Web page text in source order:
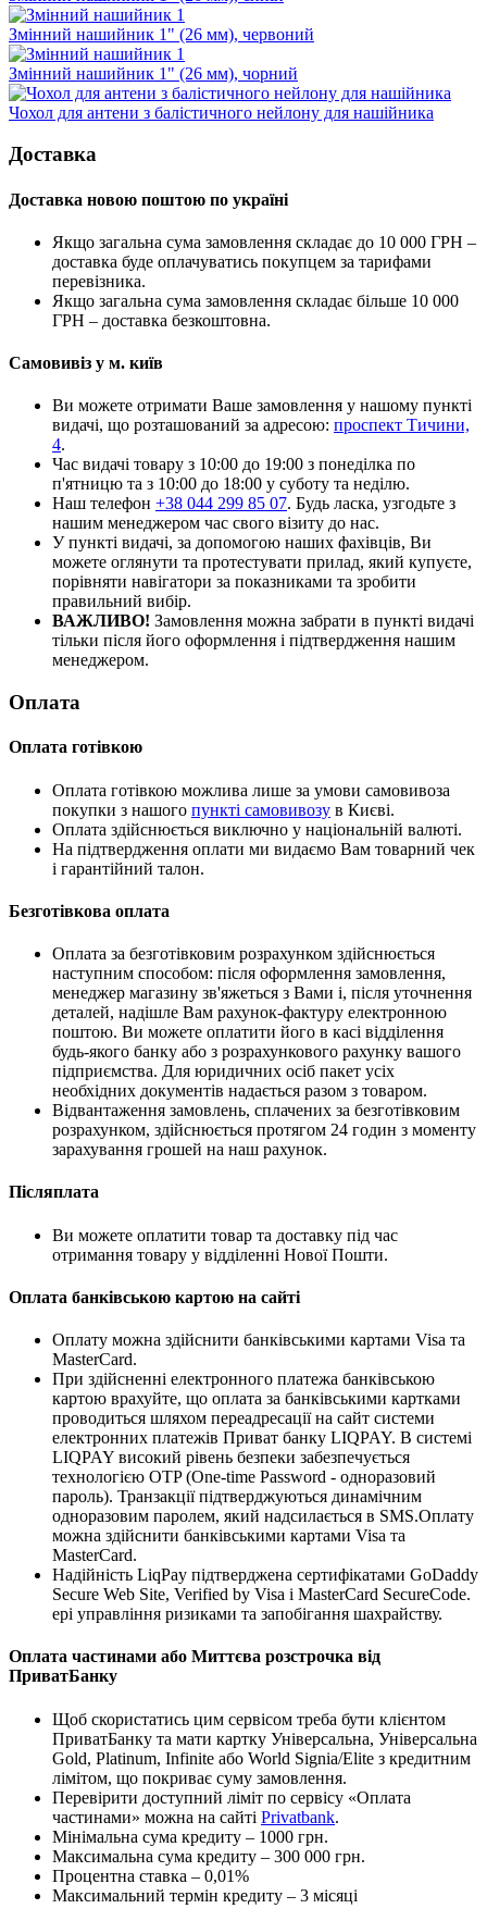
Змінний нашийник 1" (26 мм), червоний
Змінний нашийник 1" (26 мм), чорний
Чохол для антени з балістичного нейлону для нашійника
Доставка
Доставка новою поштою по україні
Якщо загальна сума замовлення складає до 10 000 ГРН –
доставка буде оплачуватись покупцем за тарифами
перевізника.
Якщо загальна сума замовлення складає більше 10 000
ГРН – доставка безкоштовна.
Самовивіз у м. київ
Ви можете отримати Ваше замовлення у нашому пункті
видачі, що розташований за адресою: проспект Тичини,
4.
Час видачі товару з 10:00 до 19:00 з понеділка по
п'ятницю та з 10:00 до 18:00 у суботу та неділю.
Наш телефон +38 044 299 85 07. Будь ласка, узгодьте з
нашим менеджером час свого візиту до нас.
У пункті видачі, за допомогою наших фахівців, Ви
можете оглянути та протестувати прилад, який купуєте,
порівняти навігатори за показниками та зробити
правильний вибір.
ВАЖЛИВО! Замовлення можна забрати в пункті видачі
тільки після його оформлення і підтвердження нашим
менеджером.
Оплата
Оплата готівкою
Оплата готівкою можлива лише за умови самовивоза
покупки з нашого пункті самовивозу в Києві.
Оплата здійснюється виключно у національній валюті.
На підтвердження оплати ми видаємо Вам товарний чек
і гарантійний талон.
Безготівкова оплата
Оплата за безготівковим розрахунком здійснюється
наступним способом: після оформлення замовлення,
менеджер магазину зв'яжеться з Вами і, після уточнення
деталей, надішле Вам рахунок-фактуру електронною
поштою. Ви можете оплатити його в касі відділення
будь-якого банку або з розрахункового рахунку вашого
підприємства. Для юридичних осіб пакет усіх
необхідних документів надається разом з товаром.
Відвантаження замовлень, сплачених за безготівковим
розрахунком, здійснюється протягом 24 годин з моменту
зарахування грошей на наш рахунок.
Післяплата
Ви можете оплатити товар та доставку під час
отримання товару у відділенні Нової Пошти.
Оплата банківською картою на сайті
Оплату можна здійснити банківськими картами Visa та
MasterCard.
При здійсненні електронного платежа банківською
картою врахуйте, що оплата за банківськими картками
проводиться шляхом переадресації на сайт системи
електронних платежів Приват банку LIQPAY. В системі
LIQPAY високий рівень безпеки забезпечується
технологією OTP (One-time Password - одноразовий
пароль). Транзакції підтверджуються динамічним
одноразовим паролем, який надсилається в SMS.Оплату
можна здійснити банківськими картами Visa та
MasterCard.
Надійність LiqPay підтверджена сертифікатами GoDaddy
Secure Web Site, Verified by Visa і MasterCard SecureCode.
ері управління ризиками та запобігання шахрайству.
Оплата частинами або Миттєва розстрочка від
ПриватБанку
Щоб скористатись цим сервісом треба бути клієнтом
ПриватБанку та мати картку Універсальна, Універсальна
Gold, Platinum, Infinite або World Signia/Elite з кредитним
лімітом, що покриває суму замовлення.
Перевірити доступний ліміт по сервісу «Оплата
частинами» можна на сайті Privatbank.
Мінімальна сума кредиту – 1000 грн.
Максимальна сума кредиту – 300 000 грн.
Процентна ставка – 0,01%
Максимальний термін кредиту – 3 місяці